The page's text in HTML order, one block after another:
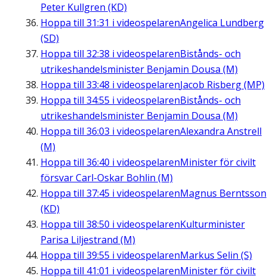
Peter Kullgren (KD)
Hoppa till 31:31 i videospelarenAngelica Lundberg
(SD)
Hoppa till 32:38 i videospelarenBistånds- och
utrikeshandelsminister Benjamin Dousa (M)
Hoppa till 33:48 i videospelarenJacob Risberg (MP)
Hoppa till 34:55 i videospelarenBistånds- och
utrikeshandelsminister Benjamin Dousa (M)
Hoppa till 36:03 i videospelarenAlexandra Anstrell
(M)
Hoppa till 36:40 i videospelarenMinister för civilt
försvar Carl-Oskar Bohlin (M)
Hoppa till 37:45 i videospelarenMagnus Berntsson
(KD)
Hoppa till 38:50 i videospelarenKulturminister
Parisa Liljestrand (M)
Hoppa till 39:55 i videospelarenMarkus Selin (S)
Hoppa till 41:01 i videospelarenMinister för civilt